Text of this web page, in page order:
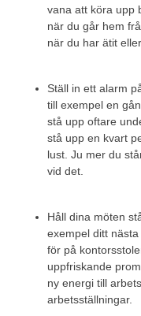
vana att köra upp
när du går hem
när du har ätit
Ställ in ett alarm
till exempel en
stå upp oftare
stå upp en kvart
lust. Ju mer du
vid det.
Håll dina möten
exempel ditt
för på
uppfriskande
ny energi till
arbetsställningar.